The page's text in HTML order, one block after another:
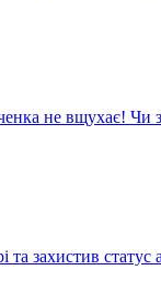
не вщухає! Чи
захистив статус